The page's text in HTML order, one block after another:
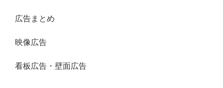
広告まとめ
映像広告
看板広告・壁面広告